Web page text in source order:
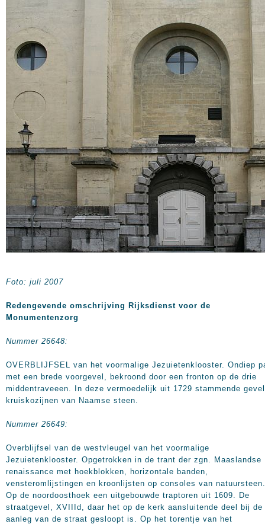
Foto: juli 2007
Redengevende omschrijving Rijksdienst voor de
Monumentenzorg
Nummer 26648:
OVERBLIJFSEL van het voormalige Jezuietenklooster. Ondiep
met een brede voorgevel, bekroond door een fronton op de drie
middentraveeen. In deze vermoedelijk uit 1729 stammende gevel
kruiskozijnen van Naamse steen.
Nummer 26649:
Overblijfsel van de westvleugel van het voormalige
Jezuietenklooster. Opgetrokken in de trant der zgn. Maaslandse
renaissance met hoekblokken, horizontale banden,
vensteromlijstingen en kroonlijsten op consoles van natuursteen.
Op de noordoosthoek een uitgebouwde traptoren uit 1609. De
straatgevel, XVIIId, daar het op de kerk aansluitende deel bij de
aanleg van de straat gesloopt is. Op het torentje van het